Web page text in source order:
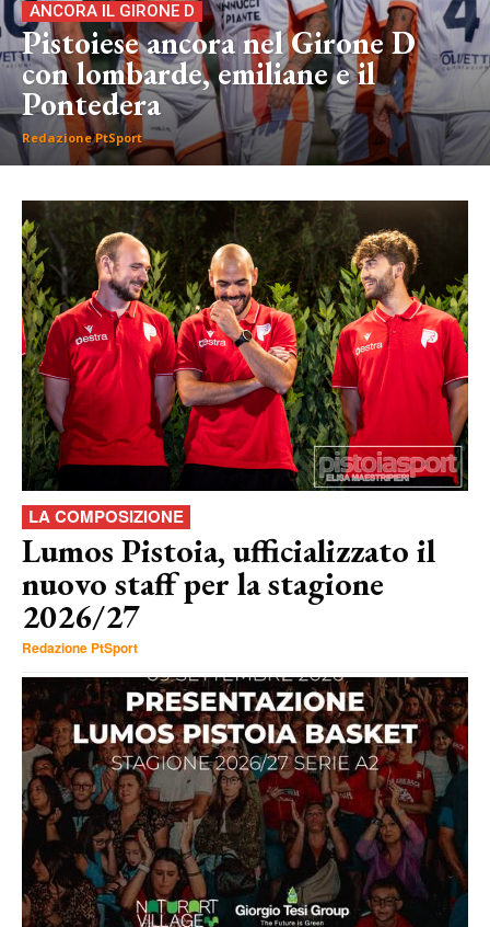
ANCORA IL GIRONE D
Pistoiese ancora nel Girone D
con lombarde, emiliane e il
Pontedera
Redazione PtSport
LA COMPOSIZIONE
Lumos Pistoia, ufficializzato il
nuovo staff per la stagione
2026/27
Redazione PtSport